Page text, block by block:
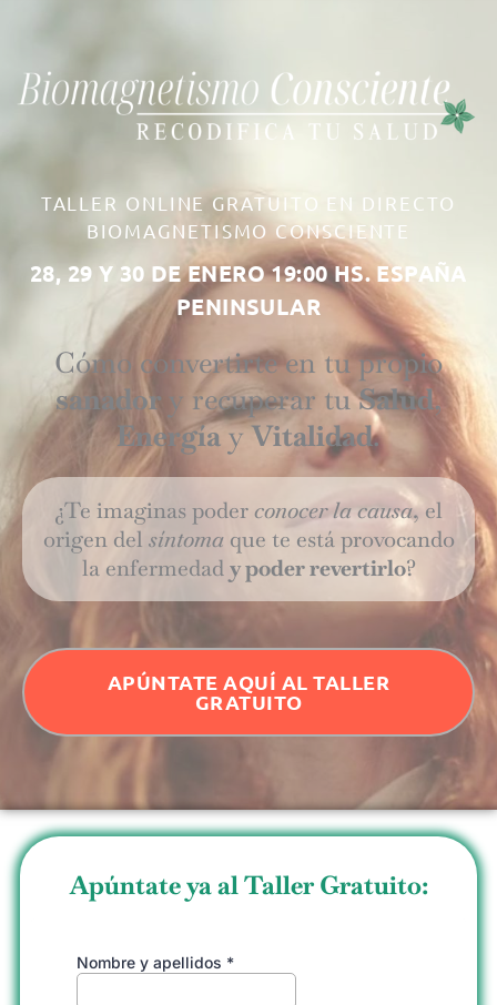
TALLER ONLINE GRATUITO EN DIRECTO
BIOMAGNETISMO CONSCIENTE
28, 29 Y 30 DE ENERO 19:00 HS. ESPAÑA
PENINSULAR
Cómo convertirte en tu propio
sanador y recuperar tuSalud,
EnergíayVitalidad.
¿Te imaginas poderconocer la causa, el
origen del síntomaque te está provocando
la enfermedady poder revertirlo?
APÚNTATE AQUÍ AL TALLER
GRATUITO
Apúntate ya al Taller Gratuito: